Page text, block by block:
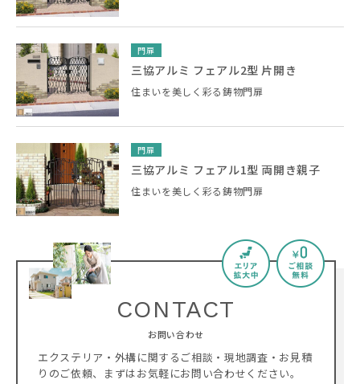
門扉
三協アルミ フェアル2型 片開き
住まいを美しく彩る鋳物門扉
門扉
三協アルミ フェアル1型 両開き親子
住まいを美しく彩る鋳物門扉
CONTACT
お問い合わせ
エクステリア・外構に関するご相談・現地調査・お見積
りのご依頼、
まずはお気軽にお問い合わせください。